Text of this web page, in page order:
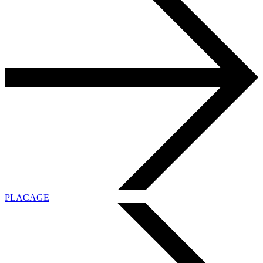
PLACAGE